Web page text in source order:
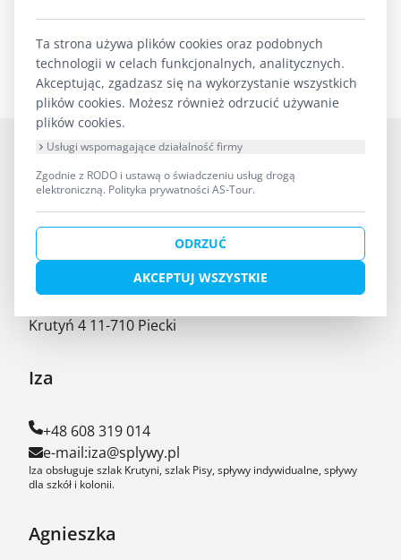
WRÓĆ DO LISTY OBIEKTÓW
AS-TOUR Biuro Turystyki Kajakowej
Krutyń 4 11-710 Piecki
Iza
+48 608 319 014
e-mail:iza@splywy.pl
Iza obsługuje szlak Krutyni, szlak Pisy, spływy indywidualne, spływy
dla szkół i kolonii.
Agnieszka
Ta strona używa plików cookies oraz podobnych
technologii w celach funkcjonalnych, analitycznych.
Akceptując, zgadzasz się na wykorzystanie wszystkich
plików cookies. Możesz również odrzucić używanie
plików cookies.
Usługi wspomagające działalność firmy
Zgodnie z RODO i ustawą o świadczeniu usług drogą
elektroniczną. Polityka prywatności AS-Tour.
ODRZUĆ
AKCEPTUJ WSZYSTKIE